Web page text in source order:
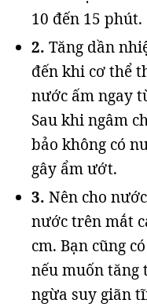
10 đến 15 phút.
2. Tăng dần
đến khi cơ thể
nước ấm ngay
Sau khi ngâm
bảo không có
gây ẩm ướt.
3. Nên cho
nước trên mắt
cm. Bạn cũng
nếu muốn tăng
ngừa suy giãn